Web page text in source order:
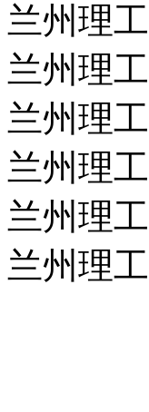
兰州理
兰州理
兰州理
兰州理
兰州理
兰州理